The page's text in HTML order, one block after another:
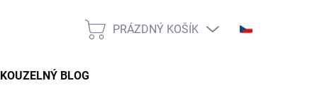
NÁKUPNÍ
PRÁZDNÝ KOŠÍK
KOUZELNÝ BLOG